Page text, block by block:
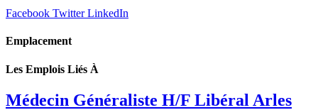
Facebook TwitterLinkedIn
Emplacement
Les Emplois Liés À
Médecin Généraliste H/F Libéral Arles